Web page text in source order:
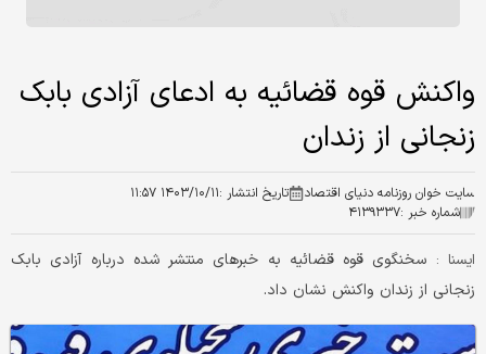
واکنش قوه قضائیه به ادعای آزادی بابک
زنجانی از زندان
سایت خوان روزنامه دنیای اقتصاد تاریخ انتشار :۱۴۰۳/۱۰/۱۱ ۱۱:۵۷
شماره خبر :۴۱۳۹۳۳۷
ایسنا : سخنگوی قوه قضائیه به خبرهای منتشر شده درباره آزادی بابک
زنجانی از زندان واکنش نشان داد.